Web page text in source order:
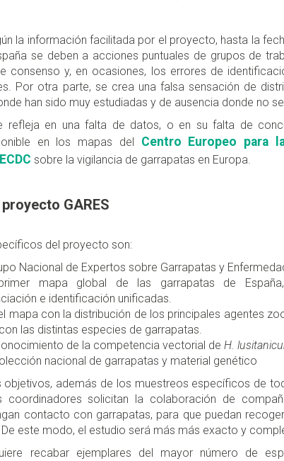
la información facilitada por el proyecto, hasta la
se deben a acciones puntuales de grupos de
consenso y, en ocasiones, los errores de
Por otra parte, se crea una falsa sensación de
han sido muy estudiadas y de ausencia donde no
refleja en una falta de datos, o en su falta de
en los mapas del Centro Europeo para
sobre la vigilancia de garrapatas en Europa.
GARES
del proyecto son:
Nacional de Expertos sobre Garrapatas y
mapa global de las garrapatas de
e identificación unificadas.
mapa con la distribución de los principales agentes
las distintas especies de garrapatas.
de la competencia vectorial de H.
nacional de garrapatas y material genético
objetivos, además de los muestreos específicos de
coordinadores solicitan la colaboración de
contacto con garrapatas, para que puedan
este modo, el estudio será más más exacto y
recabar ejemplares del mayor número de